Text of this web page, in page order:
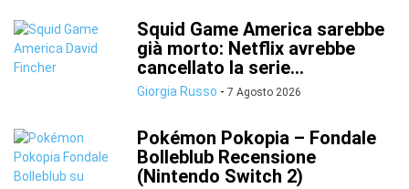
Squid Game America sarebbe
già morto: Netflix avrebbe
cancellato la serie...
Giorgia Russo - 7 Agosto 2026
Pokémon Pokopia – Fondale
Bolleblub Recensione
(Nintendo Switch 2)